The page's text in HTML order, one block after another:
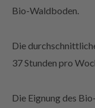
Bio-Waldboden.
Die
37 Stunden pro
Die Eignung des